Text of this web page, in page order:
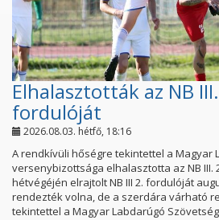
Elhalasztották az NB
fordulóját
2026.08.03. hétfő, 18:16
A rendkívüli hőségre tekintettel a Magyar
versenybizottsága elhalasztotta az NB III.
hétvégéjén elrajtolt NB III 2. fordulóját
rendezték volna, de a szerdára várható
tekintettel a Magyar Labdarúgó